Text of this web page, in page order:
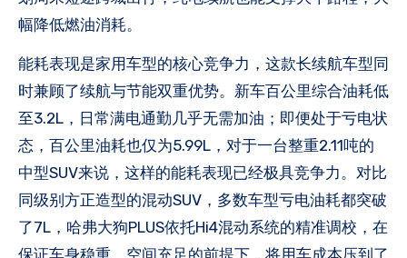
幅降低燃油消耗。
能耗表现是家用车型的核心竞争力，这款长续航车型同
时兼顾了续航与节能双重优势。新车百公里综合油耗低
至3.2L，日常满电通勤几乎无需加油；即便处于亏电状
态，百公里油耗也仅为5.99L，对于一台整重2.11吨的
中型SUV来说，这样的能耗表现已经极具竞争力。对比
同级别方正造型的混动SUV，多数车型亏电油耗都突破
了7L，哈弗大狗PLUS依托Hi4混动系统的精准调校，在
保证车身稳重、空间充足的前提下，将用车成本压到了